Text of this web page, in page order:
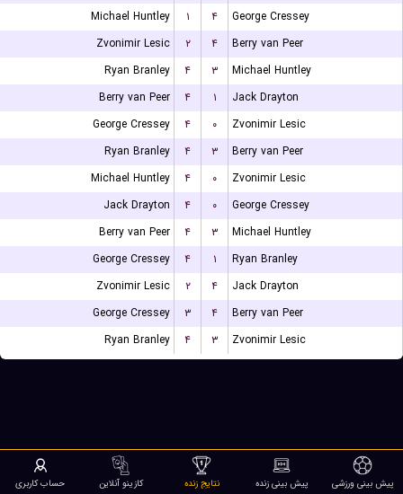
Michael Huntley
۱ ۴
George Cressey
Zvonimir Lesic
۲ ۴
Berry van Peer
Ryan Branley
۴ ۳
Michael Huntley
Berry van Peer
۴ ۱
Jack Drayton
George Cressey
۴ ۰
Zvonimir Lesic
Ryan Branley
۴ ۳
Berry van Peer
Michael Huntley
۴ ۰
Zvonimir Lesic
Jack Drayton
۴ ۰
George Cressey
Berry van Peer
۴ ۳
Michael Huntley
George Cressey
۴ ۱
Ryan Branley
Zvonimir Lesic
۲ ۴
Jack Drayton
George Cressey
۳ ۴
Berry van Peer
Ryan Branley
۴ ۳ Zvonimir Lesic
پیش بینی ورزشی پیش بینی زنده نتایج زنده کازینو آنلاین حساب کاربری